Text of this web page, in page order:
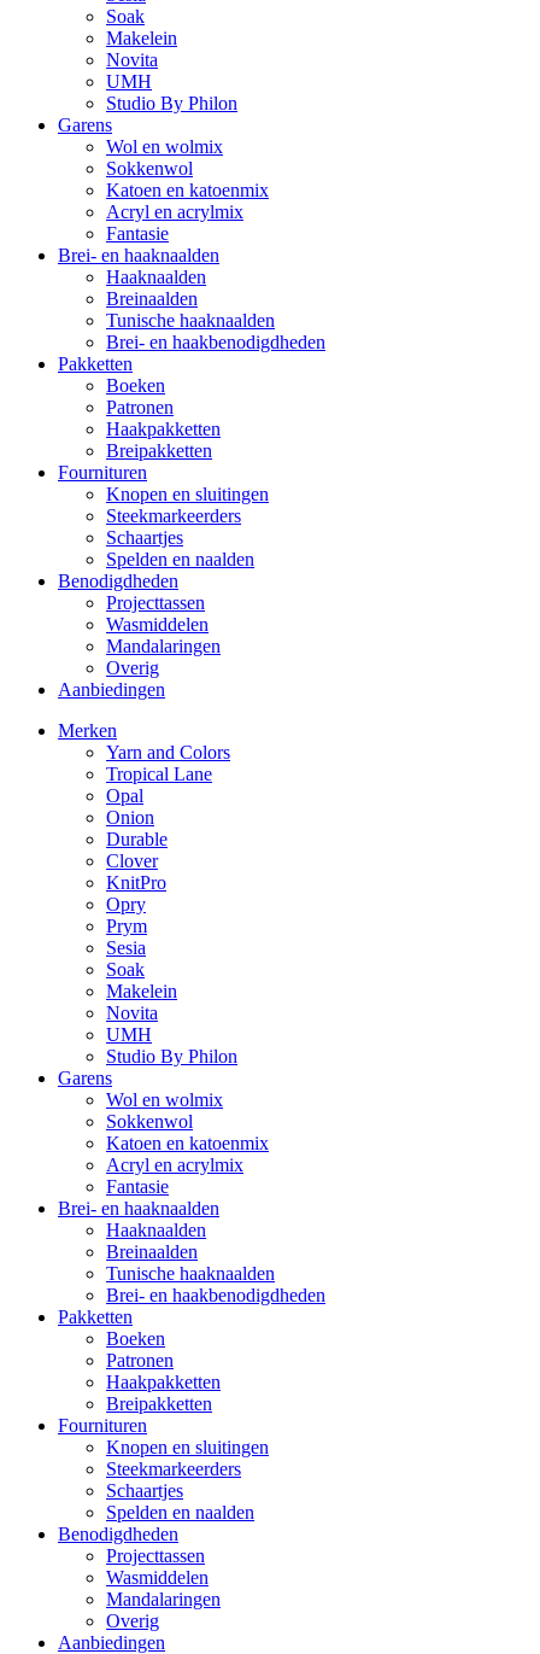
Soak
Makelein
Novita
UMH
Studio By Philon
Garens
Wol en wolmix
Sokkenwol
Katoen en katoenmix
Acryl en acrylmix
Fantasie
Brei- en haaknaalden
Haaknaalden
Breinaalden
Tunische haaknaalden
Brei- en haakbenodigdheden
Pakketten
Boeken
Patronen
Haakpakketten
Breipakketten
Fournituren
Knopen en sluitingen
Steekmarkeerders
Schaartjes
Spelden en naalden
Benodigdheden
Projecttassen
Wasmiddelen
Mandalaringen
Overig
Aanbiedingen
Merken
Yarn and Colors
Tropical Lane
Opal
Onion
Durable
Clover
KnitPro
Opry
Prym
Sesia
Soak
Makelein
Novita
UMH
Studio By Philon
Garens
Wol en wolmix
Sokkenwol
Katoen en katoenmix
Acryl en acrylmix
Fantasie
Brei- en haaknaalden
Haaknaalden
Breinaalden
Tunische haaknaalden
Brei- en haakbenodigdheden
Pakketten
Boeken
Patronen
Haakpakketten
Breipakketten
Fournituren
Knopen en sluitingen
Steekmarkeerders
Schaartjes
Spelden en naalden
Benodigdheden
Projecttassen
Wasmiddelen
Mandalaringen
Overig
Aanbiedingen